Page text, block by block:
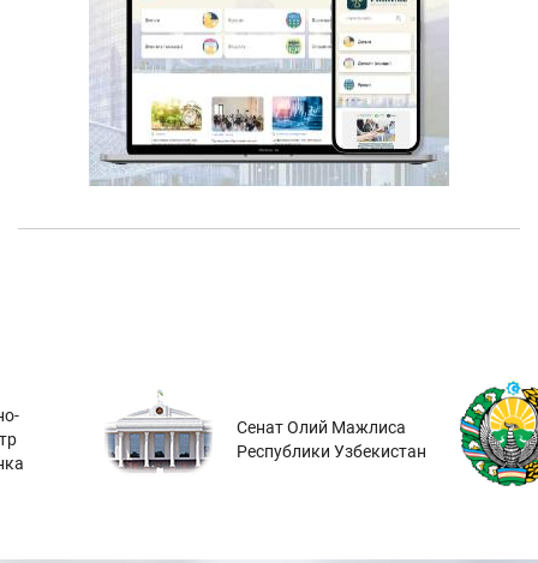
Сенат Олий Мажлиса
Республики Узбекистан